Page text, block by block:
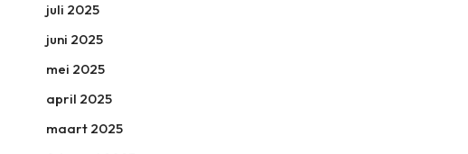
juli 2025
juni 2025
mei 2025
april 2025
maart 2025